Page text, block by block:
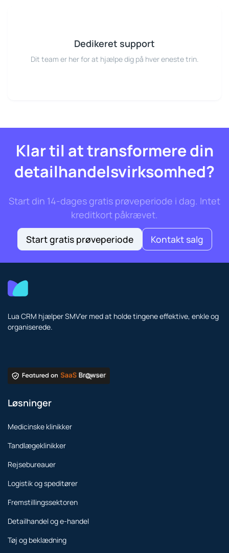
Dedikeret support
Dit team er her for at hjælpe dig på hver eneste trin.
Klar til at transformere din
detailhandelsvirksomhed?
Start din 14-dages gratis prøveperiode i dag. Intet
kreditkort påkrævet.
Start gratis prøveperiode
Kontakt salg
Lua CRM hjælper SMV'er med at holde tingene effektive, enkle og
organiserede.
Løsninger
Medicinske klinikker
Tandlægeklinikker
Rejsebureauer
Logistik og speditører
Fremstillingssektoren
Detailhandel og e-handel
Tøj og beklædning